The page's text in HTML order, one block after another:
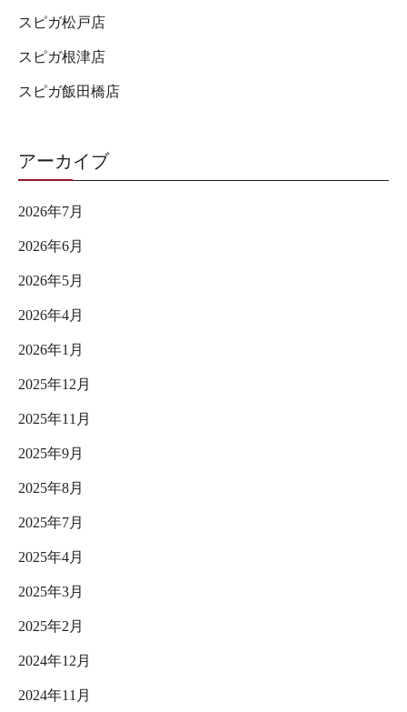
スピガ松戸店
スピガ根津店
スピガ飯田橋店
アーカイブ
2026年7月
2026年6月
2026年5月
2026年4月
2026年1月
2025年12月
2025年11月
2025年9月
2025年8月
2025年7月
2025年4月
2025年3月
2025年2月
2024年12月
2024年11月